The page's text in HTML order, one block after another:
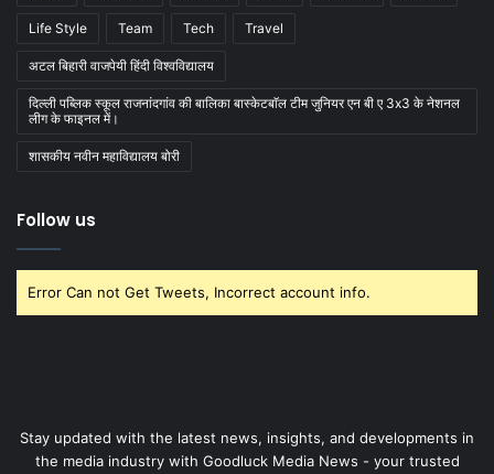
Life Style Team Tech Travel
अटल बिहारी वाजपेयी हिंदी विश्वविद्यालय
दिल्ली पब्लिक स्कूल राजनांदगांव की बालिका बास्केटबाॅल टीम जुनियर एन बी ए 3x3 के नेशनल
लीग के फाइनल में।
शासकीय नवीन महाविद्यालय बोरी
Follow us
Error Can not Get Tweets, Incorrect account info.
Stay updated with the latest news, insights, and developments in
the media industry with Goodluck Media News - your trusted